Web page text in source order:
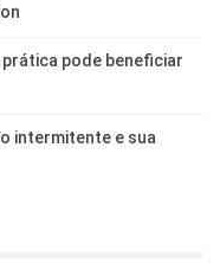
pode beneficiar
intermitente e sua